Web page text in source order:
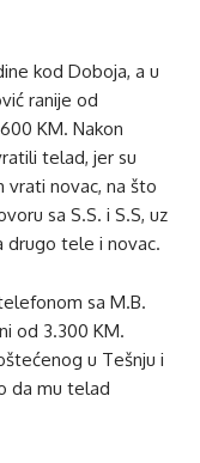
kod Doboja, a u
ranije od
KM. Nakon
telad, jer su
vrati novac, na što
sa S.S. i S.S, uz
drugo tele i novac.
sa M.B.
od 3.300 KM.
u Tešnju i
da mu telad